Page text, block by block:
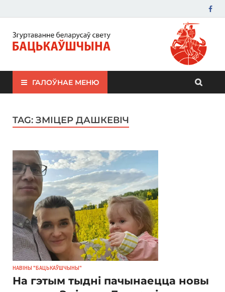
ЗБС "Бацькаўшчына"
ГАЛОЎНАЕ МЕНЮ
TAG: ЗМІЦЕР ДАШКЕВІЧ
НАВІНЫ "БАЦЬКАЎШЧЫНЫ"
На гэтым тыдні пачынаецца новы